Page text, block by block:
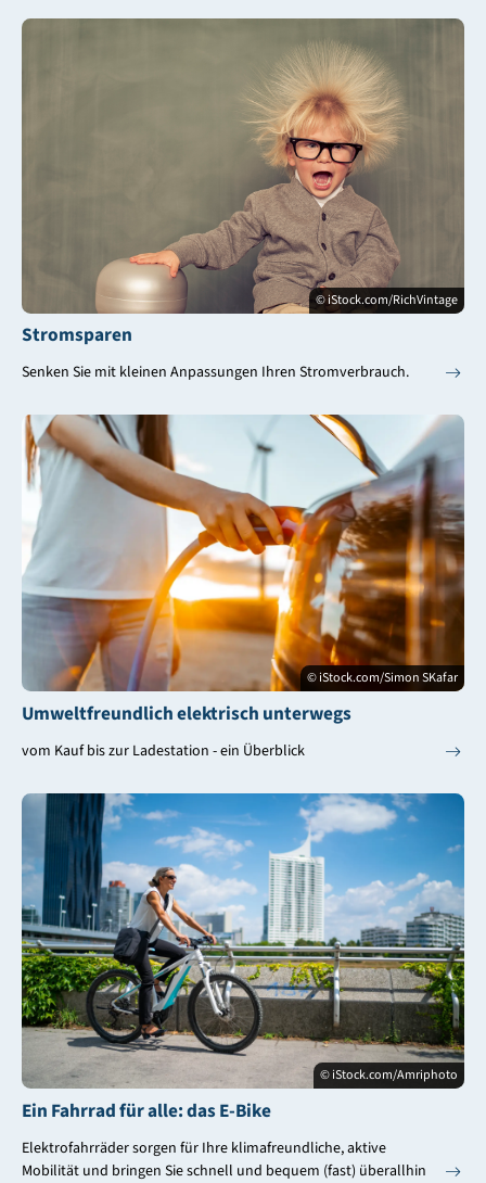
© iStock.com/RichVintage
Stromsparen
Senken Sie mit kleinen Anpassungen Ihren Stromverbrauch.
© iStock.com/Simon SKafar
Umweltfreundlich elektrisch unterwegs
vom Kauf bis zur Ladestation - ein Überblick
© iStock.com/Amriphoto
Ein Fahrrad für alle: das E-Bike
Elektrofahrräder sorgen für Ihre klimafreundliche, aktive
Mobilität und bringen Sie schnell und bequem (fast) überallhin